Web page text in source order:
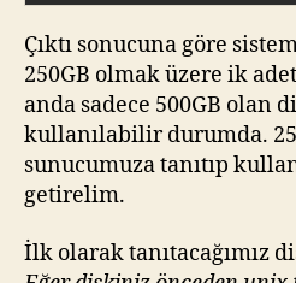
Çıktı sonucuna göre
250GB olmak üzere ik
anda sadece 500GB olan
kullanılabilir durumda.
sunucumuza tanıtıp
getirelim.
İlk olarak tanıtacağımız